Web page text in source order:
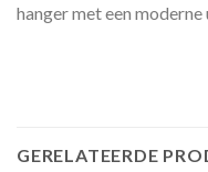
hanger met een
GERELATEERDE